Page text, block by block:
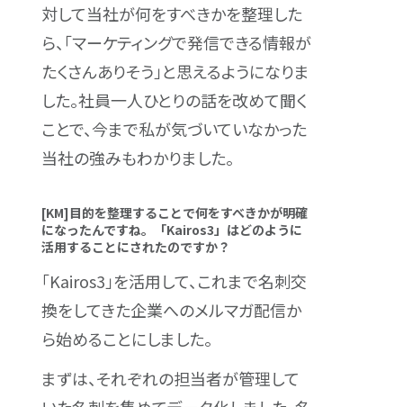
対して当社が何をすべきかを整理した
ら、「マーケティングで発信できる情報が
たくさんありそう」と思えるようになりま
した。社員一人ひとりの話を改めて聞く
ことで、今まで私が気づいていなかった
当社の強みもわかりました。
[KM]目的を整理することで何をすべきかが明確
になったんですね。「Kairos3」はどのように
活用することにされたのですか？
「Kairos3」を活用して、これまで名刺交
換をしてきた企業へのメルマガ配信か
ら始めることにしました。
まずは、それぞれの担当者が管理して